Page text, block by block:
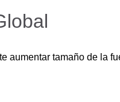
aumentar tamaño de la